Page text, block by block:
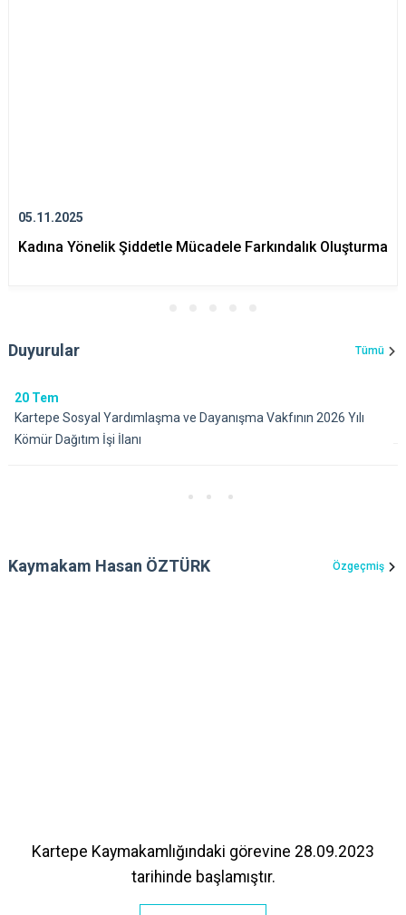
05.11.2025
Kadına Yönelik Şiddetle Mücadele Farkındalık Oluşturma
Duyurular Tümü
20 Tem
Kartepe Sosyal Yardımlaşma ve Dayanışma Vakfının 2026 Yılı
Kömür Dağıtım İşi İlanı
Kaymakam Hasan ÖZTÜRK Özgeçmiş
Kartepe Kaymakamlığındaki görevine 28.09.2023
tarihinde başlamıştır.